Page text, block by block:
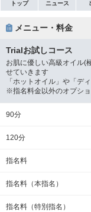
トップ ニュース
メニュー・料金
Trialお試しコース
お肌に優しい高級オイル(
せていきます
「ホットオイル」や「デ
※指名料金以外のオプショ
90分
120分
指名料
指名料（本指名）
指名料（特別指名）